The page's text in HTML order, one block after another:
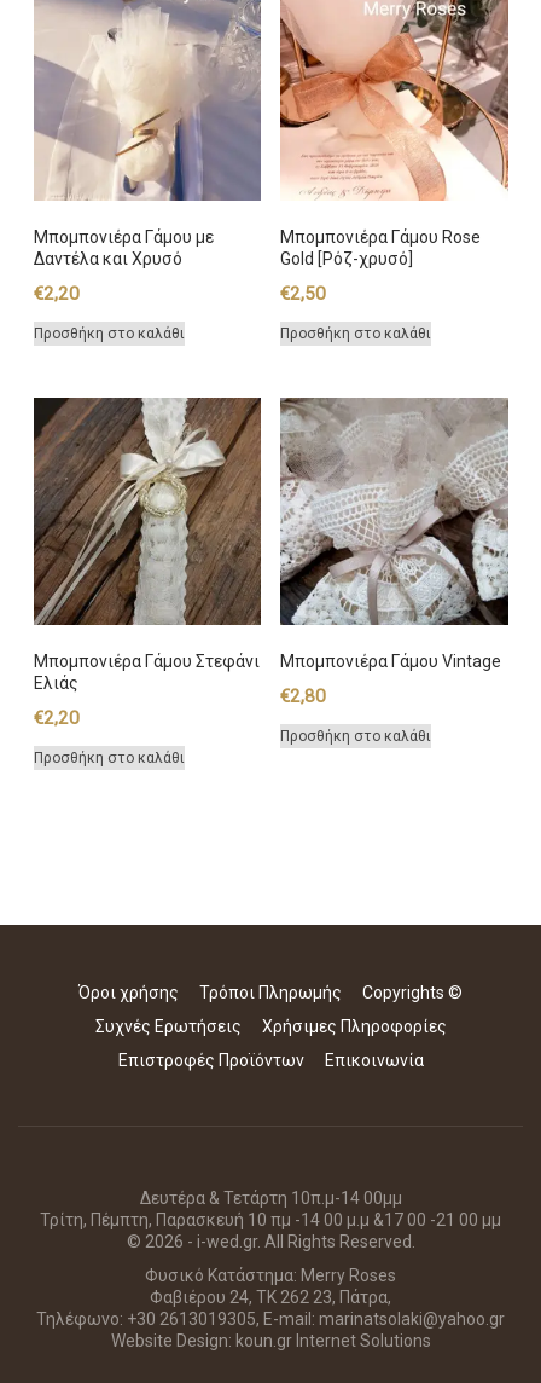
Μπομπονιέρα Γάμου με
Δαντέλα και Χρυσό
€2,20
Προσθήκη στο καλάθι
Μπομπονιέρα Γάμου Rose
Gold [Ρόζ-χρυσό]
€2,50
Προσθήκη στο καλάθι
Μπομπονιέρα Γάμου Στεφάνι
Ελιάς
€2,20
Προσθήκη στο καλάθι
Μπομπονιέρα Γάμου Vintage
€2,80
Προσθήκη στο καλάθι
Όροι χρήσης Τρόποι Πληρωμής
Copyrights ©
Συχνές Ερωτήσεις
Χρήσιμες Πληροφορίες
Επιστροφές Προϊόντων
Επικοινωνία
Δευτέρα & Τετάρτη 10π.μ-14 00μμ
Τρίτη, Πέμπτη, Παρασκευή 10 πμ -14 00 μ.μ &17 00 -21 00 μμ
© 2026 - i-wed.gr. All Rights Reserved.
Φυσικό Κατάστημα: Merry Roses
Φαβιέρου 24, ΤΚ 262 23, Πάτρα,
Τηλέφωνο: +30 2613019305, E-mail: marinatsolaki@yahoo.gr
Website Design: koun.gr Internet Solutions